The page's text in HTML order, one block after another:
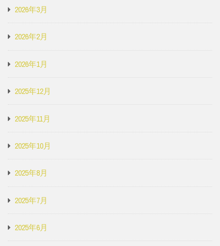
2026年3月
2026年2月
2026年1月
2025年12月
2025年11月
2025年10月
2025年8月
2025年7月
2025年6月